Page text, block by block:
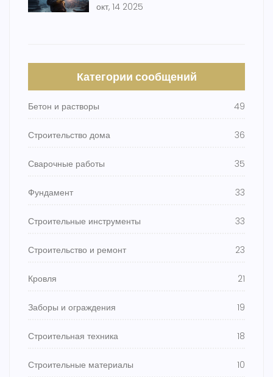
окт, 14 2025
Категории сообщений
Бетон и растворы 49
Строительство дома 36
Сварочные работы 35
Фундамент 33
Строительные инструменты 33
Строительство и ремонт 23
Кровля 21
Заборы и ограждения 19
Строительная техника 18
Строительные материалы 10